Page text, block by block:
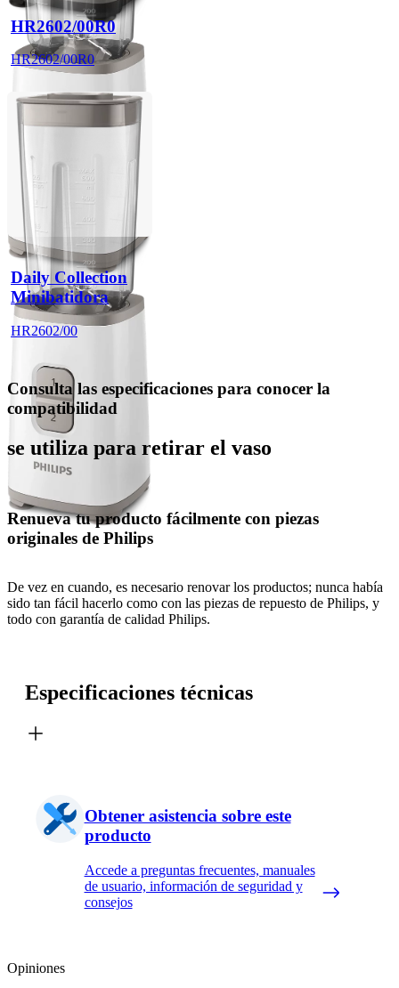
HR2602/00R0
HR2602/00R0
Daily Collection
Minibatidora
HR2602/00
Consulta las especificaciones para conocer la
compatibilidad
se utiliza para retirar el vaso
Renueva tu producto fácilmente con piezas
originales de Philips
De vez en cuando, es necesario renovar los productos; nunca había
sido tan fácil hacerlo como con las piezas de repuesto de Philips, y
todo con garantía de calidad Philips.
Especificaciones técnicas
Obtener asistencia sobre este
producto
Accede a preguntas frecuentes, manuales
de usuario, información de seguridad y
consejos
Opiniones